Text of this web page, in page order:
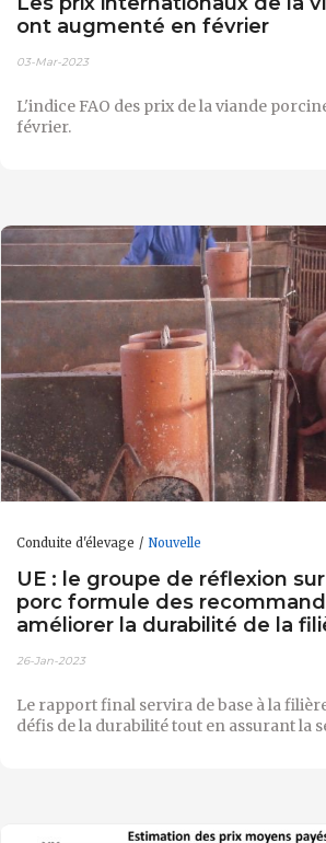
ont augmenté en février
03-Mar-2023
L'indice FAO des prix de la viande
février.
Conduite d'élevage Nouvelle
UE : le groupe de réflexion
porc formule des
améliorer la durabilité de la
26-Jan-2023
Le rapport final servira de base à la
défis de la durabilité tout en assurant la